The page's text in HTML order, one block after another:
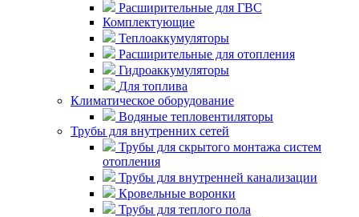
Расширительные для ГВС
Комплектующие
Теплоаккумуляторы
Расширительные для отопления
Гидроаккумуляторы
Для топлива
Климатическое оборудование
Водяные тепловентиляторы
Трубы для внутренних сетей
Трубы для скрытого монтажа систем
отопления
Трубы для внутренней канализации
Кровельные воронки
Трубы для теплого пола